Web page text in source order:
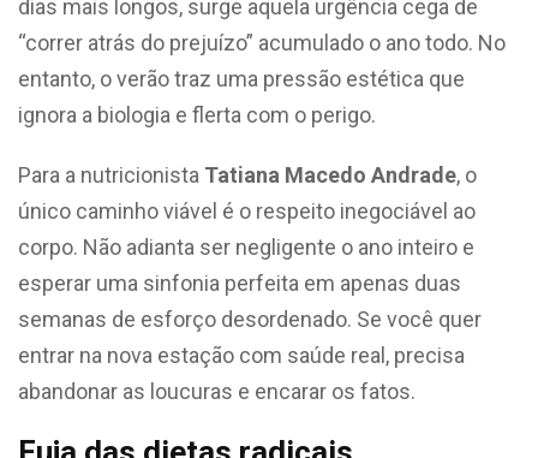
dias mais longos, surge aquela urgência cega de
“correr atrás do prejuízo” acumulado o ano todo. No
entanto, o verão traz uma pressão estética que
ignora a biologia e flerta com o perigo.
Para a nutricionista Tatiana Macedo Andrade, o
único caminho viável é o respeito inegociável ao
corpo. Não adianta ser negligente o ano inteiro e
esperar uma sinfonia perfeita em apenas duas
semanas de esforço desordenado. Se você quer
entrar na nova estação com saúde real, precisa
abandonar as loucuras e encarar os fatos.